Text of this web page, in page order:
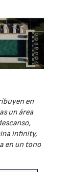
en
un área
infinity,
en un tono